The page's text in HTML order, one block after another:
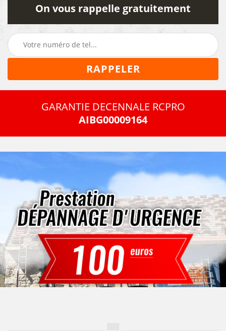
On vous rappelle gratuitement
GARANTIE DECENNALE RCPRO
AIBG00009164